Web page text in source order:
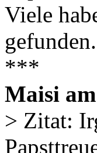
Viele
gefunden.
***
Maisi
> Zitat: